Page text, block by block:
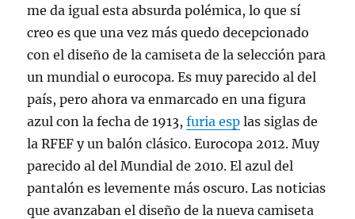
me da igual esta absurda polémica, lo que sí
creo es que una vez más quedo decepcionado
con el diseño de la camiseta de la selección para
un mundial o eurocopa. Es muy parecido al del
país, pero ahora va enmarcado en una figura
azul con la fecha de 1913,furia esp las siglas de
la RFEF y un balón clásico. Eurocopa 2012. Muy
parecido al del Mundial de 2010. El azul del
pantalón es levemente más oscuro. Las noticias
que avanzaban el diseño de la nueva camiseta